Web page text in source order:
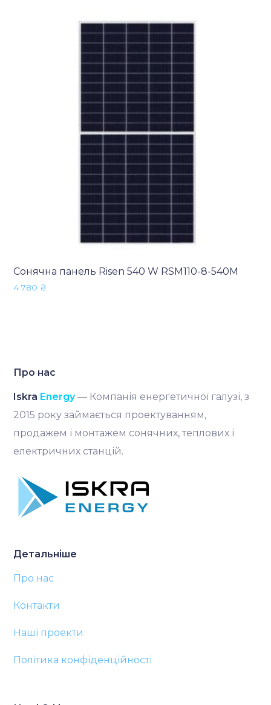
Сонячна панель Risen 540 W RSM110-8-540M
4 780 ₴
Про нас
Iskra Energy— Компанія енергетичної галузі, з
2015 року займається проектуванням,
продажем і монтажем сонячних, теплових і
електричних станцій.
Детальніше
Про нас
Контакти
Наші проекти
Політика конфіденційності